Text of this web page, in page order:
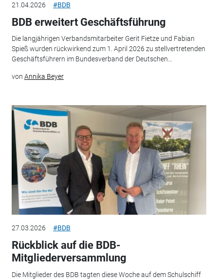
21.04.2026 #BDB
BDB erweitert Geschäftsführung
Die langjährigen Verbandsmitarbeiter Gerit Fietze und Fabian
Spieß wurden rückwirkend zum 1. April 2026 zu stellvertretenden
Geschäftsführern im Bundesverband der Deutschen...
von Annika Beyer
27.03.2026 #BDB
Rückblick auf die BDB-
Mitgliederversammlung
Die Mitglieder des BDB tagten diese Woche auf dem Schulschiff